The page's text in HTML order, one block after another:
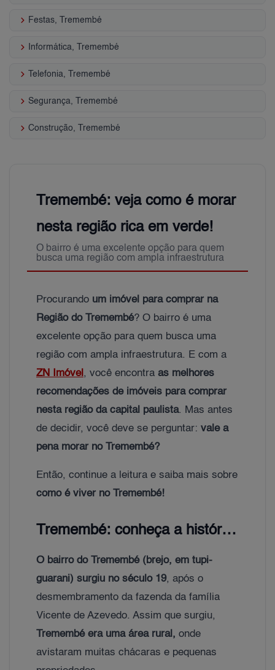
keyboard_arrow_right Festas, Tremembé
keyboard_arrow_right Informática, Tremembé
keyboard_arrow_right Telefonia, Tremembé
keyboard_arrow_right Segurança, Tremembé
keyboard_arrow_right Construção, Tremembé
Tremembé: veja como é morar
nesta região rica em verde!
O bairro é uma excelente opção para quem
busca uma região com ampla infraestrutura
Procurando um imóvel para comprar na
Região do Tremembé? O bairro é uma
excelente opção para quem busca uma
região com ampla infraestrutura. E com a
ZN Imóvel , você encontra as melhores
recomendações de imóveis para comprar
nesta região da capital paulista. Mas antes
de decidir, você deve se perguntar: vale a
pena morar no Tremembé?
Então, continue a leitura e saiba mais sobre
como é viver no Tremembé!
Tremembé: conheça a história do bairro
O bairro do Tremembé (brejo, em tupi-
guarani) surgiu no século 19, após o
desmembramento da fazenda da família
Vicente de Azevedo. Assim que surgiu,
Tremembé era uma área rural, onde
avistaram muitas chácaras e pequenas